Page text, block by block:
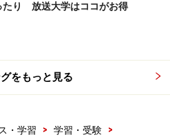
たり 放送大学はココがお得
をもっと見る
・学習 > 学習・受験
>